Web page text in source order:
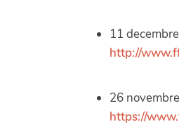
11
http://
26
https://